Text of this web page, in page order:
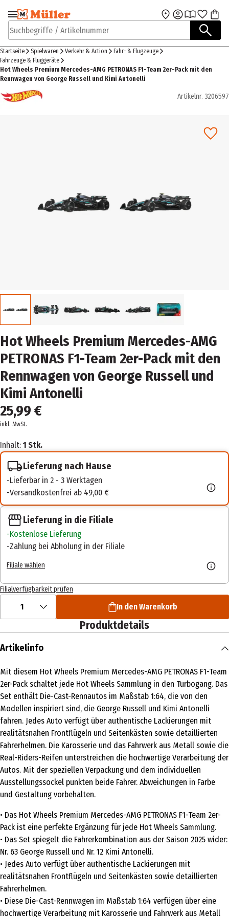
Zur Navigation
springen
Zum Hauptinhalt
Suchbegriffe / Artikelnummer
Startseite Spielwaren Verkehr & Action
Fahr- & Flugzeuge
Fahrzeuge & Fluggeräte
Hot Wheels Premium Mercedes-AMG PETRONAS F1-Team 2er-Pack mit den
Rennwagen von George Russell und Kimi Antonelli
Artikelnr. 3206597
Hot Wheels Premium Mercedes-AMG
PETRONAS F1-Team 2er-Pack mit den
Rennwagen von George Russell und
Kimi Antonelli
25,99 €
inkl. MwSt.
Inhalt: 1 Stk.
Lieferung nach Hause
Lieferbar in 2 - 3 Werktagen
Versandkostenfrei ab 49,00 €
Lieferung in die Filiale
Kostenlose Lieferung
Zahlung bei Abholung in der Filiale
Filiale wählen
Filialverfügbarkeit prüfen
1 In den Warenkorb
Produktdetails
Artikelinfo
Mit diesem Hot Wheels Premium Mercedes-AMG PETRONAS F1-Team
2er-Pack schaltet jede Hot Wheels Sammlung in den Turbogang. Das
Set enthält Die-Cast-Rennautos im Maßstab 1:64, die von den
Modellen inspiriert sind, die George Russell und Kimi Antonelli
fahren. Jedes Auto verfügt über authentische Lackierungen mit
realitätsnahen Frontflügeln und Seitenkästen sowie detaillierten
Fahrerhelmen. Die Karosserie und das Fahrwerk aus Metall sowie die
Real-Riders-Reifen unterstreichen die hochwertige Verarbeitung der
Autos. Mit der speziellen Verpackung und dem individuellen
Ausstellungssockel punkten beide Fahrer. Abweichungen in Farbe
und Gestaltung vorbehalten.
• Das Hot Wheels Premium Mercedes-AMG PETRONAS F1-Team 2er-
Pack ist eine perfekte Ergänzung für jede Hot Wheels Sammlung.
• Das Set spiegelt die Fahrerkombination aus der Saison 2025 wider:
Nr. 63 George Russell und Nr. 12 Kimi Antonelli.
• Jedes Auto verfügt über authentische Lackierungen mit
realitätsnahen Frontflügeln und Seitenkästen sowie detaillierten
Fahrerhelmen.
• Diese Die-Cast-Rennwagen im Maßstab 1:64 verfügen über eine
hochwertige Verarbeitung mit Karosserie und Fahrwerk aus Metall